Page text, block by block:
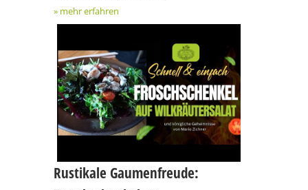
» mehr erfahren
Rustikale Gaumenfreude: